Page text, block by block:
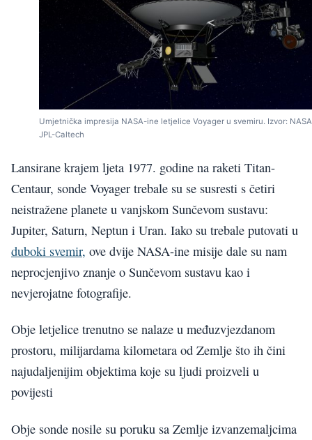
Umjetnička impresija NASA-ine letjelice Voyager u svemiru. Izvor:
JPL-Caltech
Lansirane krajem ljeta 1977. godine na raketi Titan-
Centaur, sonde Voyager trebale su se susresti s četiri
neistražene planete u vanjskom Sunčevom sustavu:
Jupiter, Saturn, Neptun i Uran. Iako su trebale putovati u
duboki svemir, ove dvije NASA-ine misije dale su nam
neprocjenjivo znanje o Sunčevom sustavu kao i
nevjerojatne fotografije.
Obje letjelice trenutno se nalaze u međuzvjezdanom
prostoru, milijardama kilometara od Zemlje što ih čini
najudaljenijim objektima koje su ljudi proizveli u
povijesti
Obje sonde nosile su poruku sa Zemlje izvanzemaljcima